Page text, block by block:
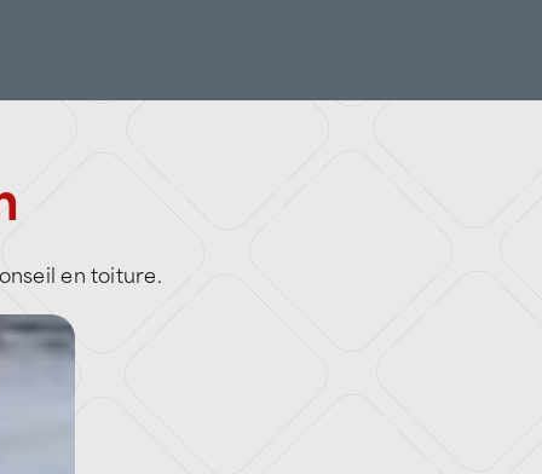
notamment par drone,
avancées (enfumage, ondes électro-
fuite d’eau
réduire les coûts, sécuriser vos bâtiments
formés et engagés pour
en toiture.